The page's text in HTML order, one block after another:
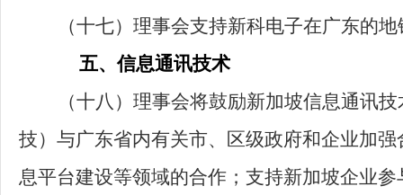
（十七） 理事会支持新科电子在广东的
五、信息通讯技术
（十八） 理事会将鼓励新加坡信息通讯
技）与广东省内有关市、区级政府和企业加
息平台建设等领域的合作；支持新加坡企业